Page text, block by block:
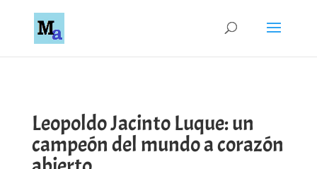
Leopoldo Jacinto Luque: un
campeón del mundo a corazón